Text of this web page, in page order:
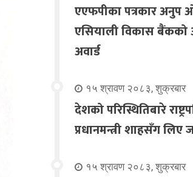
एएफपीका पत्रकार अनुप
एसियाली विकास बैंकको
अवार्ड
१५ श्रावण २०८३, शुक्रबार
देशको परिस्थितिबारे
प्रधानमन्त्री शाहसँग लिए
१५ श्रावण २०८३, शुक्रबार